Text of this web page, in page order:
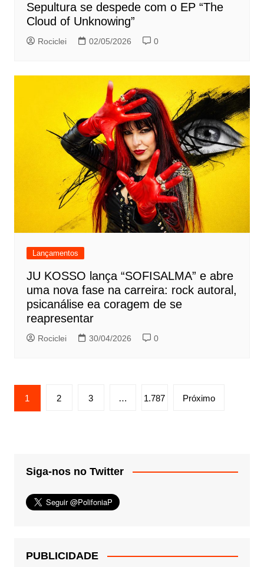
Sepultura se despede com o EP “The
Cloud of Unknowing”
Rociclei 02/05/2026 0
Lançamentos
JU KOSSO lança “SOFISALMA” e abre
uma nova fase na carreira: rock autoral,
psicanálise ea coragem de se
reapresentar
Rociclei 30/04/2026 0
Paginação
de
1 2 3 … 1.787 Próximo
Siga-nos no Twitter
PUBLICIDADE